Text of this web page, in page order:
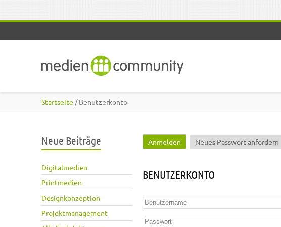
Startseite / Benutzerkonto
Neue Beiträge
Digitalmedien
Printmedien
Designkonzeption
Projektmanagement
Haupt-Reiter
Anmelden (aktiver Reiter)
Neues Passwort anfordern
BENUTZERKONTO
Benutzername
Passwort